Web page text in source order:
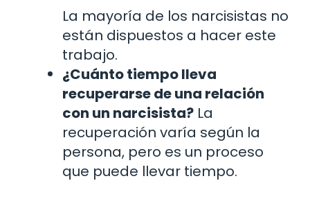
La mayoría de los narcisistas no
están dispuestos a hacer este
trabajo.
¿Cuánto tiempo lleva
recuperarse de una relación
con un narcisista? La
recuperación varía según la
persona, pero es un proceso
que puede llevar tiempo.